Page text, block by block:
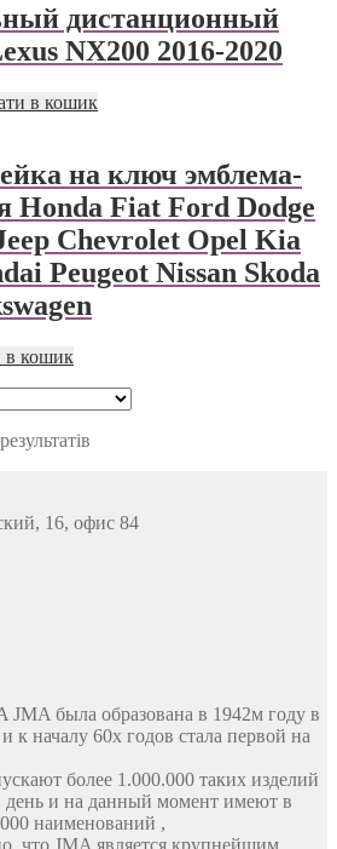
дистанционный
NX200 2016-2020
в кошик
на ключ эмблема-
Honda Fiat Ford Dodge
Chevrolet Opel Kia
Peugeot Nissan Skoda
в кошик
16, офис 84
была образована в 1942м году в
к началу 60х годов стала первой на
более 1.000.000 таких изделий
день и на данный момент имеют в
наименований ,